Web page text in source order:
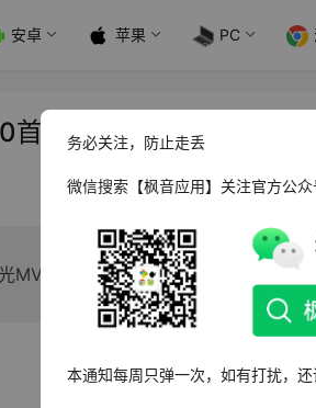
安卓 苹果 PC
首蓝光至尊版
MV！
务必关注，防止走丢
微信搜索【枫音应用】关注官方公
本通知每周只弹一次，如有打扰，